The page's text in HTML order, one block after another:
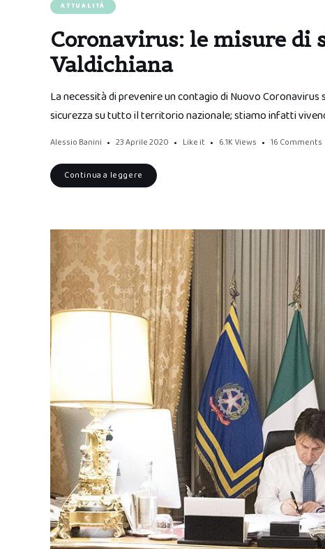
ATTUALITÀ
Coronavirus: le misure di
Valdichiana
La necessità di prevenire un contagio di Nuovo
sicurezza su tutto il territorio nazionale; stiamo infatti
Alessio Banini 23 Aprile 2020 Like it 6.1K Views 16 Comments
Continua a leggere